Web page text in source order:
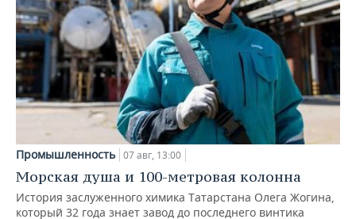
Промышленность 07 авг, 13:00
Морская душа и 100-метровая колонна
История заслуженного химика Татарстана Олега Жогина,
который 32 года знает завод до последнего винтика